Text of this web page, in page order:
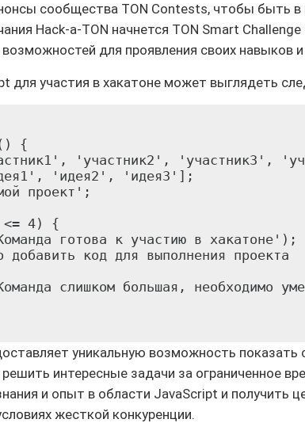
сообщества TON Contests, чтобы быть в
Hack-a-TON начнется TON Smart
для проявления своих навыков
для участия в хакатоне может выглядеть
{
'участник2', 'участник3',
'идея2', 'идея3'];
проект';
4) {
готова к участию в хакатоне');
добавить код для выполнения проекта
слишком большая, необходимо
уникальную возможность показать
интересные задачи за ограниченное
и опыт в области JavaScript и получить
жесткой конкуренции.